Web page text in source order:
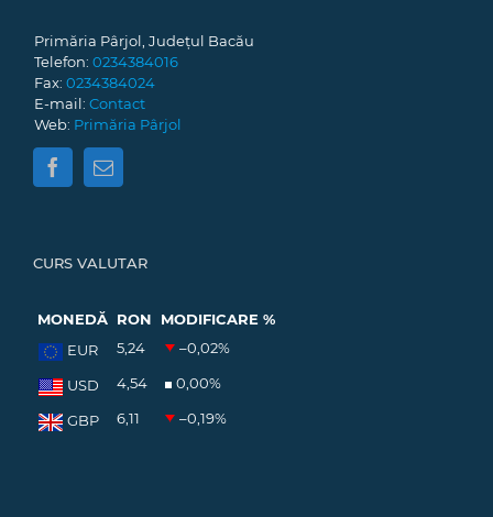
Primăria Pârjol, Județul Bacău
Telefon: 0234384016
Fax: 0234384024
E-mail: Contact
Web: Primăria Pârjol
CURS VALUTAR
MONEDĂ RON
MODIFICARE %
EUR
5,24 –0,02%
USD 4,54 0,00%
GBP 6,11 –0,19%